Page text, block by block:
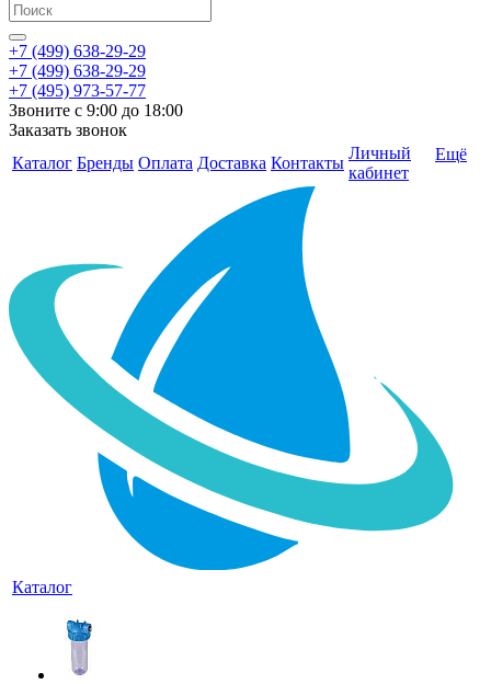
+7 (499) 638-29-29
+7 (499) 638-29-29
+7 (495) 973-57-77
Звоните с 9:00 до 18:00
Заказать звонок
Каталог Бренды Оплата Доставка Контакты
Личный
кабинет
Ещё
Каталог